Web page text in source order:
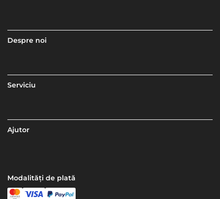
Despre noi
Serviciu
Ajutor
Modalități de plată